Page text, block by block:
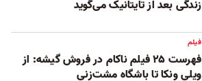
زندگی بعد از تایتانیک می‌گوید
فیلم
فهرست ۲۵ فیلم ناکام در فروش گیشه: از
ویلی ونکا تا باشگاه مشت‌زنی